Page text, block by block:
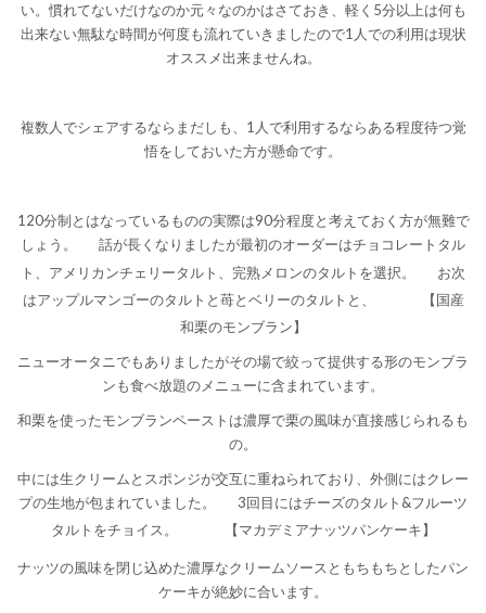
い。慣れてないだけなのか元々なのかはさておき、軽く5分以上は何も
出来ない無駄な時間が何度も流れていきましたので1人での利用は現状
オススメ出来ませんね。
複数人でシェアするならまだしも、1人で利用するならある程度待つ覚
悟をしておいた方が懸命です。
120分制とはなっているものの実際は90分程度と考えておく方が無難で
しょう。
話が長くなりましたが最初のオーダーはチョコレートタル
ト、アメリカンチェリータルト、完熟メロンのタルトを選択。
お次
はアップルマンゴーのタルトと苺とベリーのタルトと、
【国産
和栗のモンブラン】
ニューオータニでもありましたがその場で絞って提供する形のモンブラ
ンも食べ放題のメニューに含まれています。
和栗を使ったモンブランペーストは濃厚で栗の風味が直接感じられるも
の。
中には生クリームとスポンジが交互に重ねられており、外側にはクレー
プの生地が包まれていました。
3回目にはチーズのタルト&フルーツ
タルトをチョイス。
【マカデミアナッツパンケーキ】
ナッツの風味を閉じ込めた濃厚なクリームソースともちもちとしたパン
ケーキが絶妙に合います。